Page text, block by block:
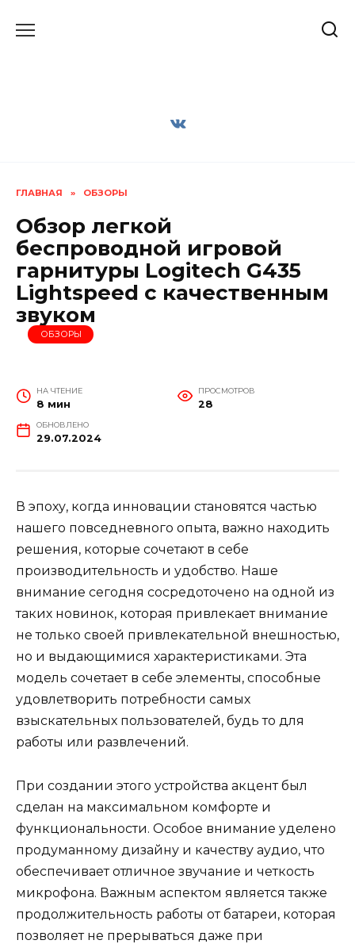
ГЛАВНАЯ » ОБЗОРЫ
Обзор легкой
беспроводной игровой
гарнитуры Logitech G435
Lightspeed с качественным
звуком
ОБЗОРЫ
НА ЧТЕНИЕ
8 мин
ПРОСМОТРОВ
28
ОБНОВЛЕНО
29.07.2024
В эпоху, когда инновации становятся частью
нашего повседневного опыта, важно находить
решения, которые сочетают в себе
производительность и удобство. Наше
внимание сегодня сосредоточено на одной из
таких новинок, которая привлекает внимание
не только своей привлекательной внешностью,
но и выдающимися характеристиками. Эта
модель сочетает в себе элементы, способные
удовлетворить потребности самых
взыскательных пользователей, будь то для
работы или развлечений.
При создании этого устройства акцент был
сделан на максимальном комфорте и
функциональности. Особое внимание уделено
продуманному дизайну и качеству аудио, что
обеспечивает отличное звучание и четкость
микрофона. Важным аспектом является также
продолжительность работы от батареи, которая
позволяет не прерываться даже при